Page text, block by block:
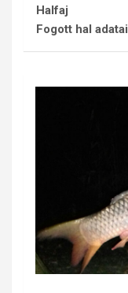
Halfaj
Fogott hal adatai